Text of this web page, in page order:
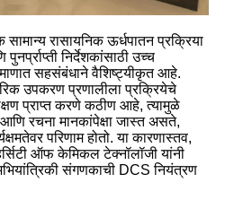
सामान्य रासायनिक ऊर्धपातन प्रक्रिया
निर्देशकांसाठी उच्च
सहसंबंधाने वैशिष्ट्यीकृत आहे.
उपकरण प्रणालीला प्रक्रियेचे
प्राप्त करणे कठीण आहे, त्यामुळे
रचना मानकांपेक्षा जास्त असते,
परिणाम होतो. या कारणास्तव,
ऑफ केमिकल टेक्नॉलॉजी यांनी
संगणकाची DCS नियंत्रण